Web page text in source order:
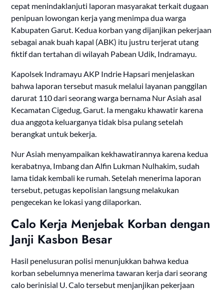
cepat menindaklanjuti laporan masyarakat terkait dugaan
penipuan lowongan kerja yang menimpa dua warga
Kabupaten Garut. Kedua korban yang dijanjikan pekerjaan
sebagai anak buah kapal (ABK) itu justru terjerat utang
fiktif dan tertahan di wilayah Pabean Udik, Indramayu.
Kapolsek Indramayu AKP Indrie Hapsari menjelaskan
bahwa laporan tersebut masuk melalui layanan panggilan
darurat 110 dari seorang warga bernama Nur Asiah asal
Kecamatan Cigedug, Garut. Ia mengaku khawatir karena
dua anggota keluarganya tidak bisa pulang setelah
berangkat untuk bekerja.
Nur Asiah menyampaikan kekhawatirannya karena kedua
kerabatnya, Imbang dan Alfin Lukman Nulhakim, sudah
lama tidak kembali ke rumah. Setelah menerima laporan
tersebut, petugas kepolisian langsung melakukan
pengecekan ke lokasi yang dilaporkan.
Calo Kerja Menjebak Korban dengan
Janji Kasbon Besar
Hasil penelusuran polisi menunjukkan bahwa kedua
korban sebelumnya menerima tawaran kerja dari seorang
calo berinisial U. Calo tersebut menjanjikan pekerjaan